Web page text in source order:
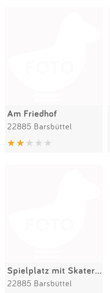
Am Friedhof
22885 Barsbüttel
Spielplatz mit Skaterbahn
22885 Barsbüttel